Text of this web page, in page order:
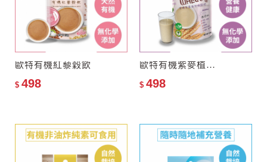
歐特有機紅藜穀飲
$ 498
歐特有機紫麥植物纖穀奶
$ 498